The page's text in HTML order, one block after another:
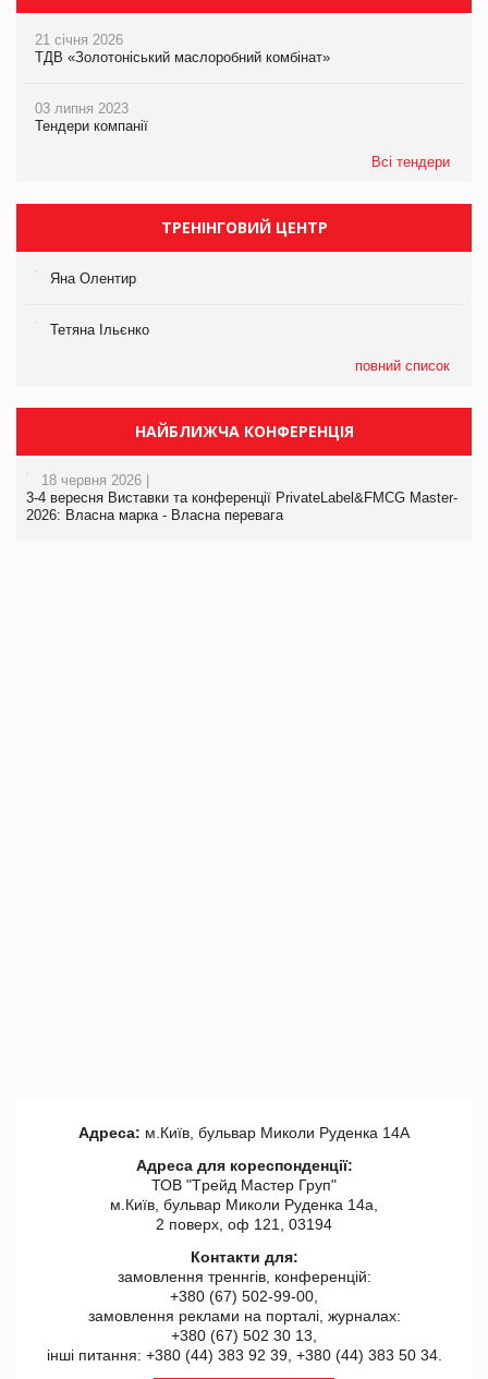
21 січня 2026
ТДВ «Золотоніський маслоробний комбінат»
03 липня 2023
Тендери компанії
Всі тендери
ТРЕНІНГОВИЙ ЦЕНТР
Яна Олентир
Тетяна Ільєнко
повний список
НАЙБЛИЖЧА КОНФЕРЕНЦІЯ
18 червня 2026 |
3-4 вересня Виставки та конференції PrivateLabel&FMCG Master-
2026: Власна марка - Власна перевага
Адреса: м.Київ, бульвар Миколи Руденка 14А
Адреса для кореспонденції:
ТОВ "Tрейд Мастер Груп"
м.Київ, бульвар Миколи Руденка 14а,
2 поверх, оф 121, 03194
Контакти для:
замовлення треннгів, конференцій:
+380 (67) 502-99-00,
замовлення реклами на порталі, журналах:
+380 (67) 502 30 13,
інші питання: +380 (44) 383 92 39, +380 (44) 383 50 34.